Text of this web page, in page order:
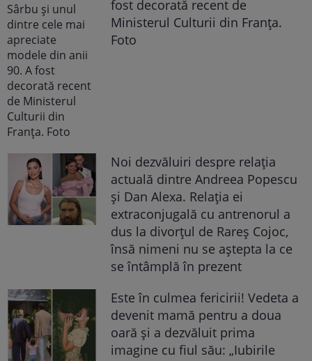
fost decorată recent de
Ministerul Culturii din Franța.
Foto
Noi dezvăluiri despre relația
actuală dintre Andreea Popescu
și Dan Alexa. Relația ei
extraconjugală cu antrenorul a
dus la divorțul de Rareș Cojoc,
însă nimeni nu se aștepta la ce
se întâmplă în prezent
Este în culmea fericirii! Vedeta a
devenit mamă pentru a doua
oară și a dezvăluit prima
imagine cu fiul său: „Iubirile